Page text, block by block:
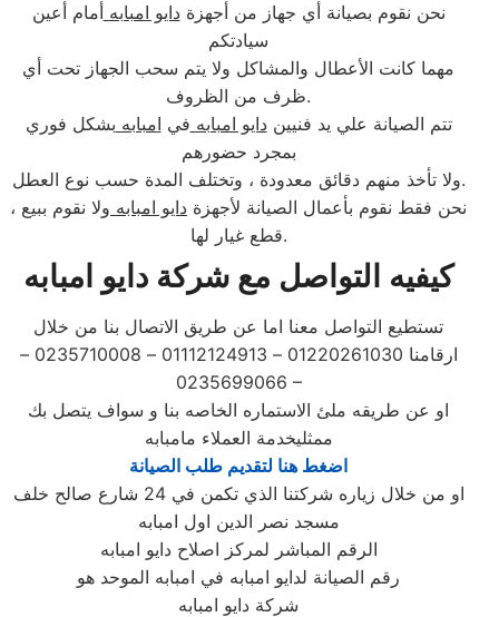
نحن نقوم بصيانة أي جهاز من أجهزةدايو امبابه أمام أعين
سيادتكم
مهما كانت الأعطال والمشاكل ولا يتم سحب الجهاز تحت أي
ظرف من الظروف.
تتم الصيانة علي يد فنييندايو امبابه في امبابه بشكل فوري
بمجرد حضورهم
ولا تأخذ منهم دقائق معدودة ، وتختلف المدة حسب نوع العطل.
، نحن فقط نقوم بأعمال الصيانة لأجهزة دايو امبابه ولا نقوم ببيع
قطع غيار لها.
كيفيه التواصل مع شركة دايو امبابه
تستطيع التواصل معنا اما عن طريق الاتصال بنا من خلال
ارقامنا 01220261030 – 01112124913 – 0235710008 –
0235699066 –
او عن طريقه ملئ الاستماره الخاصه بنا و سواف يتصل بك
ممثليخدمة العملاء مامبابه
اضغط هنا لتقديم طلب الصيانة
او من خلال زياره شركتنا الذي تكمن في 24 شارع صالح خلف
مسجد نصر الدين اول امبابه
الرقم المباشر لمركز اصلاح دايو امبابه
رقم الصيانة لدايو امبابه في امبابه الموحد هو
شركة دايو امبابه